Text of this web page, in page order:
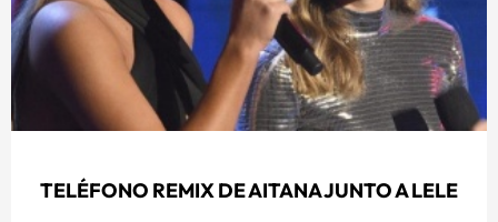
TELÉFONO REMIX DE AITANA JUNTO A LELE